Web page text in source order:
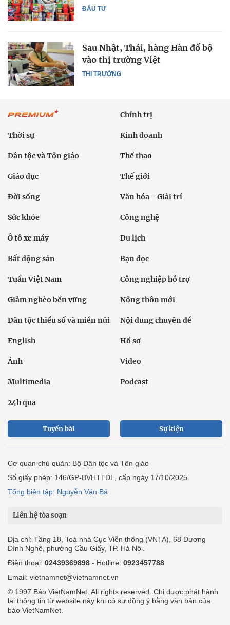
ĐẦU TƯ
THỊ TRƯỜNG
Sau Nhật, Thái, hàng Hàn đổ bộ
vào thị trường Việt
Chính trị
Thời sự Kinh doanh
Dân tộc và Tôn giáo Thể thao
Giáo dục Thế giới
Đời sống Văn hóa - Giải trí
Sức khỏe Công nghệ
Ô tô xe máy Du lịch
Bất động sản Bạn đọc
Tuần Việt Nam Công nghiệp hỗ trợ
Giảm nghèo bền vững Nông thôn mới
Dân tộc thiểu số và miền núi Nội dung chuyên đề
English Hồ sơ
Ảnh Video
Multimedia Podcast
24h qua
Tuyến bài Sự kiện
Cơ quan chủ quản: Bộ Dân tộc và Tôn giáo
Số giấy phép: 146/GP-BVHTTDL, cấp ngày 17/10/2025
Tổng biên tập: Nguyễn Văn Bá
Liên hệ tòa soạn
Địa chỉ: Tầng 18, Toà nhà Cục Viễn thông (VNTA), 68 Dương
Đình Nghệ, phường Cầu Giấy, TP. Hà Nội.
Điện thoại: 02439369898 - Hotline: 0923457788
Email: vietnamnet@vietnamnet.vn
© 1997 Báo VietNamNet. All rights reserved. Chỉ được phát hành
lại thông tin từ website này khi có sự đồng ý bằng văn bản của
báo VietNamNet.